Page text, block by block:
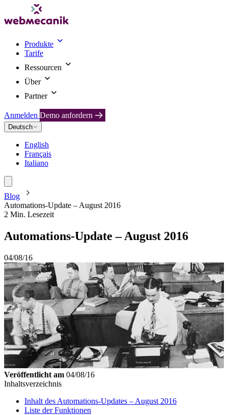
Produkte
Tarife
Ressourcen
Über
Partner
Anmelden Demo anfordern
Deutsch
English
Français
Italiano
Blog
Automations-Update – August 2016
2 Min. Lesezeit
Automations-Update – August 2016
04/08/16
Veröffentlicht am 04/08/16
Inhaltsverzeichnis
Inhalt des Automations-Updates – August 2016
Liste der Funktionen